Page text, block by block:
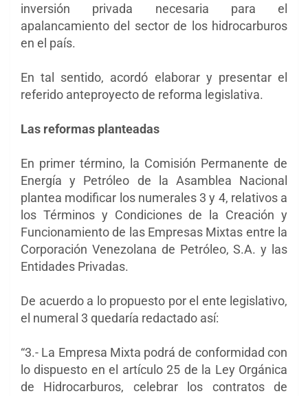
inversión privada necesaria para el
apalancamiento del sector de los hidrocarburos
en el país.
En tal sentido, acordó elaborar y presentar el
referido anteproyecto de reforma legislativa.
Las reformas planteadas
En primer término, la Comisión Permanente de
Energía y Petróleo de la Asamblea Nacional
plantea modificar los numerales 3 y 4, relativos a
los Términos y Condiciones de la Creación y
Funcionamiento de las Empresas Mixtas entre la
Corporación Venezolana de Petróleo, S.A. y las
Entidades Privadas.
De acuerdo a lo propuesto por el ente legislativo,
el numeral 3 quedaría redactado así:
“3.- La Empresa Mixta podrá de conformidad con
lo dispuesto en el artículo 25 de la Ley Orgánica
de Hidrocarburos, celebrar los contratos de